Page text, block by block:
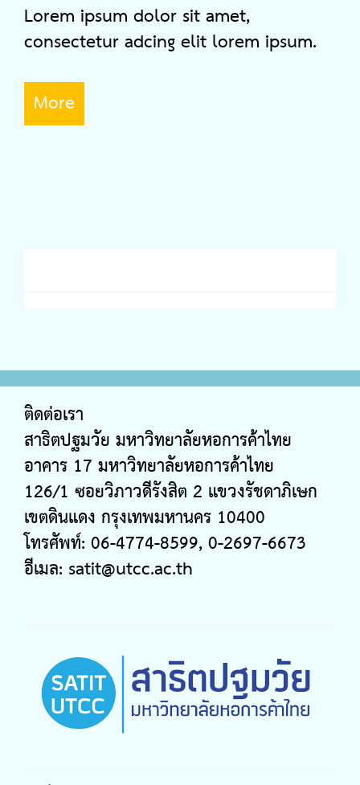
Lorem ipsum dolor sit amet,
consectetur adcing elit lorem ipsum.
More
ติดต่อเรา
สาธิตปฐมวัย มหาวิทยาลัยหอการค้าไทย
อาคาร 17 มหาวิทยาลัยหอการค้าไทย
126/1 ซอยวิภาวดีรังสิต 2 แขวงรัชดาภิเษก
เขตดินแดง กรุงเทพมหานคร 10400
โทรศัพท์: 06-4774-8599, 0-2697-6673
อีเมล: satit@utcc.ac.th